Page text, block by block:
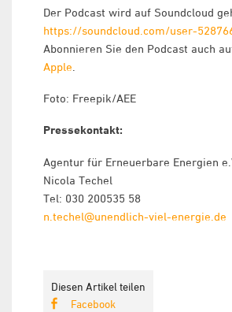
Der Podcast wird auf Soundcloud
https://soundcloud.com/user-
Abonnieren Sie den Podcast auch
Apple
Foto: Freepik/AEE
Pressekontakt:
Agentur für Erneuerbare Energien
Nicola Techel
Tel: 030 200535 58
n.techel@unendlich-viel-energie.de
Diesen Artikel teilen
Facebook